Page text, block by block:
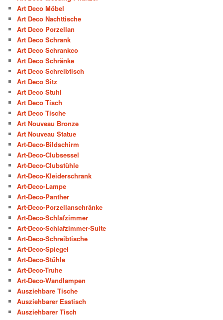
Art Deco Möbel
Art Deco Nachttische
Art Deco Porzellan
Art Deco Schrank
Art Deco Schrankco
Art Deco Schränke
Art Deco Schreibtisch
Art Deco Sitz
Art Deco Stuhl
Art Deco Tisch
Art Deco Tische
Art Nouveau Bronze
Art Nouveau Statue
Art-Deco-Bildschirm
Art-Deco-Clubsessel
Art-Deco-Clubstühle
Art-Deco-Kleiderschrank
Art-Deco-Lampe
Art-Deco-Panther
Art-Deco-Porzellanschränke
Art-Deco-Schlafzimmer
Art-Deco-Schlafzimmer-Suite
Art-Deco-Schreibtische
Art-Deco-Spiegel
Art-Deco-Stühle
Art-Deco-Truhe
Art-Deco-Wandlampen
Ausziehbare Tische
Ausziehbarer Esstisch
Ausziehbarer Tisch